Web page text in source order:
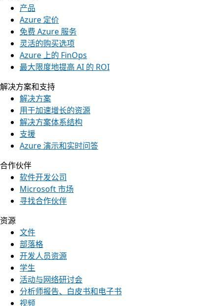
产品
Azure 定价
免费 Azure 服务
灵活的购买选项
Azure 上的 FinOps
最大限度地提高 AI 的 ROI
解决方案和支持
解决方案
用于加速增长的资源
解决方案体系结构
支援
Azure 演示和实时问答
合作伙伴
软件开发公司
Microsoft 市场
寻找合作伙伴
资源
文件
部落格
开发人员资源
学生
活动与网络研讨会
分析师报告、白皮书和电子书
视频